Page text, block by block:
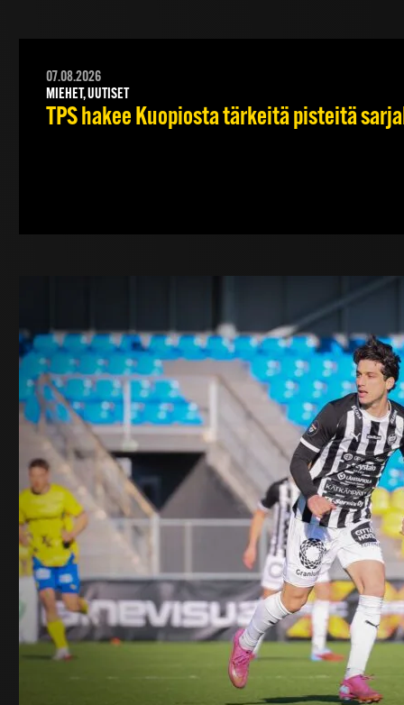
07.08.2026
MIEHET, UUTISET
TPS hakee Kuopiosta tärkeitä pisteitä